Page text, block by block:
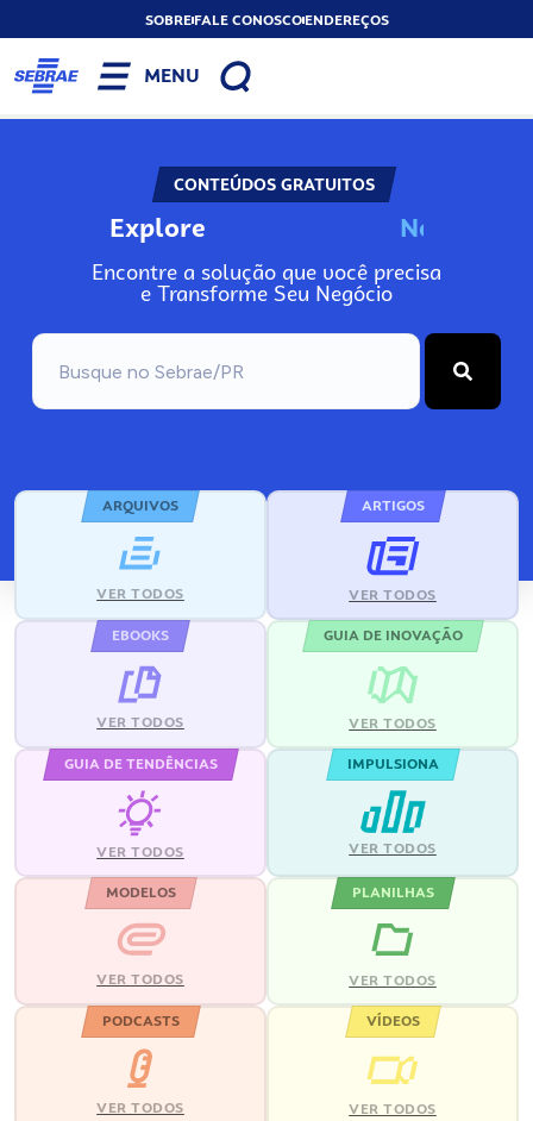
SOBREFALE CONOSCOENDEREÇOS
MENU
CONTEÚDOS GRATUITOS
Explore No
Encontre a solução que você precisa
e Transforme Seu Negócio
ARQUIVOS
VER TODOS
ARTIGOS
VER TODOS
EBOOKS
VER TODOS
GUIA DE INOVAÇÃO
VER TODOS
GUIA DE TENDÊNCIAS
VER TODOS
IMPULSIONA
VER TODOS
MODELOS
VER TODOS
PLANILHAS
VER TODOS
PODCASTS
VER TODOS
VÍDEOS
VER TODOS